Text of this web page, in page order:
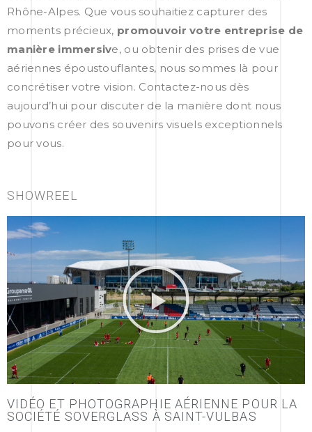
Rhône-Alpes. Que vous souhaitiez capturer des
moments précieux, promouvoir votre entreprise de
manière immersive, ou obtenir des prises de vue
aériennes époustouflantes, nous sommes là pour
concrétiser votre vision. Contactez-nous dès
aujourd’hui pour discuter de la manière dont nous
pouvons créer des souvenirs visuels exceptionnels
pour vous.
SHOWREEL
VIDÉO ET PHOTOGRAPHIE AÉRIENNE POUR LA
SOCIÉTÉ SOVERGLASS À SAINT-VULBAS